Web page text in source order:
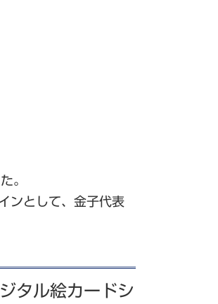
。
ンとして、金子代表
タル絵カードシ